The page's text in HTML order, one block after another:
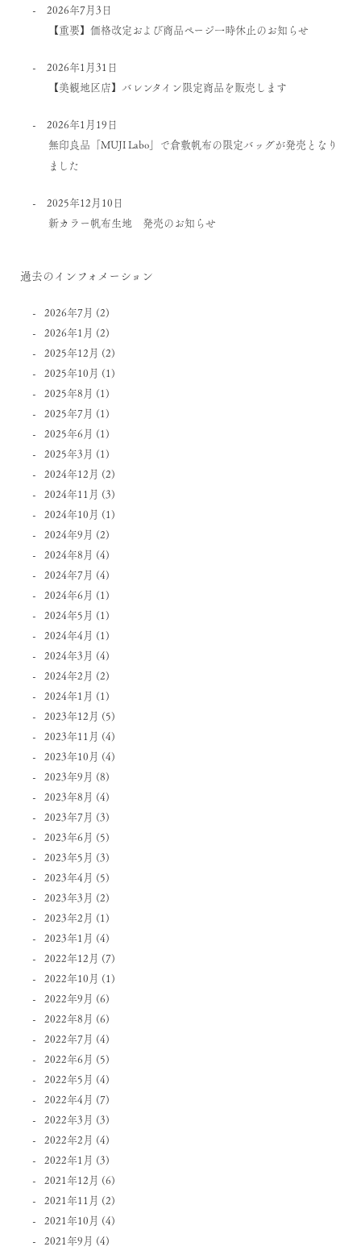
2026年7月3日
【重要】価格改定および商品ページ一時休止のお知らせ
2026年1月31日
【美観地区店】バレンタイン限定商品を販売します
2026年1月19日
無印良品「MUJI Labo」で倉敷帆布の限定バッグが発売となり
ました
2025年12月10日
新カラー帆布生地 発売のお知らせ
過去のインフォメーション
2026年7月 (2)
2026年1月 (2)
2025年12月 (2)
2025年10月 (1)
2025年8月 (1)
2025年7月 (1)
2025年6月 (1)
2025年3月 (1)
2024年12月 (2)
2024年11月 (3)
2024年10月 (1)
2024年9月 (2)
2024年8月 (4)
2024年7月 (4)
2024年6月 (1)
2024年5月 (1)
2024年4月 (1)
2024年3月 (4)
2024年2月 (2)
2024年1月 (1)
2023年12月 (5)
2023年11月 (4)
2023年10月 (4)
2023年9月 (8)
2023年8月 (4)
2023年7月 (3)
2023年6月 (5)
2023年5月 (3)
2023年4月 (5)
2023年3月 (2)
2023年2月 (1)
2023年1月 (4)
2022年12月 (7)
2022年10月 (1)
2022年9月 (6)
2022年8月 (6)
2022年7月 (4)
2022年6月 (5)
2022年5月 (4)
2022年4月 (7)
2022年3月 (3)
2022年2月 (4)
2022年1月 (3)
2021年12月 (6)
2021年11月 (2)
2021年10月 (4)
2021年9月 (4)